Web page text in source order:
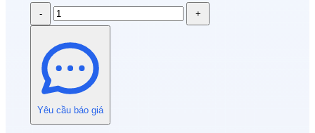
- +
Yêu cầu báo giá